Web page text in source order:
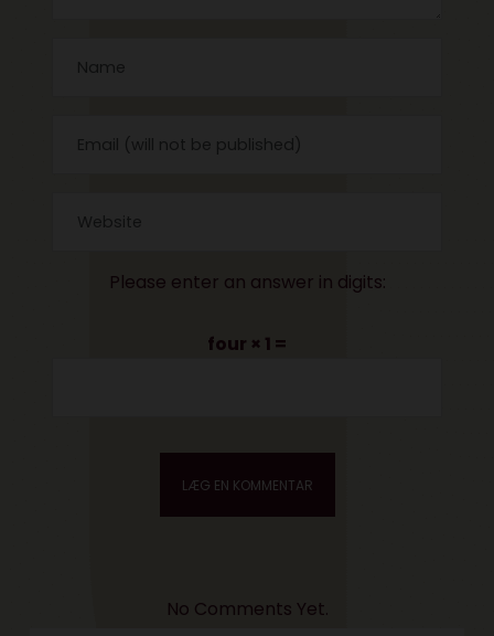
Please enter an answer in digits:
four × 1 =
No Comments Yet.